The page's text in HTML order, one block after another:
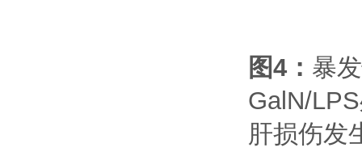
图4 ： 暴
GalN/LPS
肝损伤发